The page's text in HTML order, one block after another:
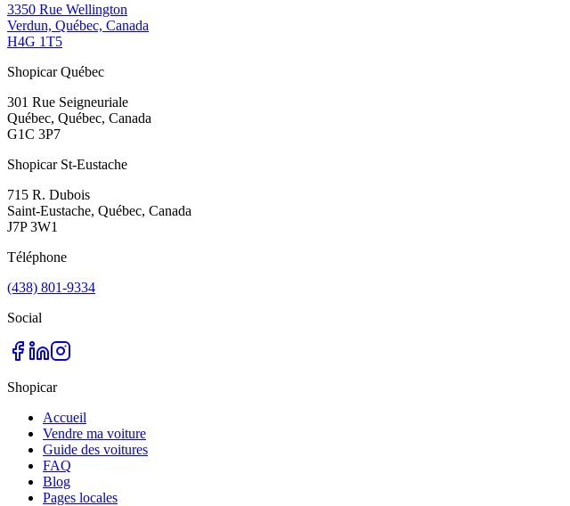
3350 Rue Wellington
Verdun, Québec, Canada
H4G 1T5
Shopicar Québec
301 Rue Seigneuriale
Québec, Québec, Canada
G1C 3P7
Shopicar St-Eustache
715 R. Dubois
Saint-Eustache, Québec, Canada
J7P 3W1
Téléphone
(438) 801-9334
Social
Shopicar
Accueil
Vendre ma voiture
Guide des voitures
FAQ
Blog
Pages locales